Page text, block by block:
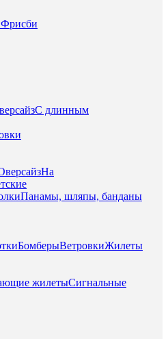
Фрисби
С длинным
На
Панамы, шляпы, банданы
БомберыВетровкиЖилеты
жилетыСигнальные